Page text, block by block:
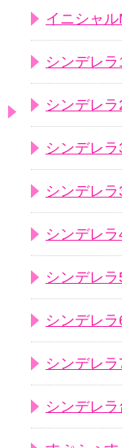
イニシャル
シンデレ
シンデレラ
シンデレラ
シンデレラ
シンデレラ
シンデレラ
シンデレラ
シンデレラ
シンデレ